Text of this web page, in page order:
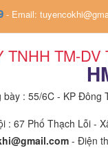
- Email:
TNHH TM-
: 55/6C - KP Đông
: 67 Phố Thạch Lỗi -
- Điện